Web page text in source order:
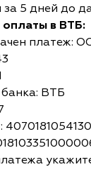
за 5 дней до
оплаты в ВТБ:
платеж:
ВТБ